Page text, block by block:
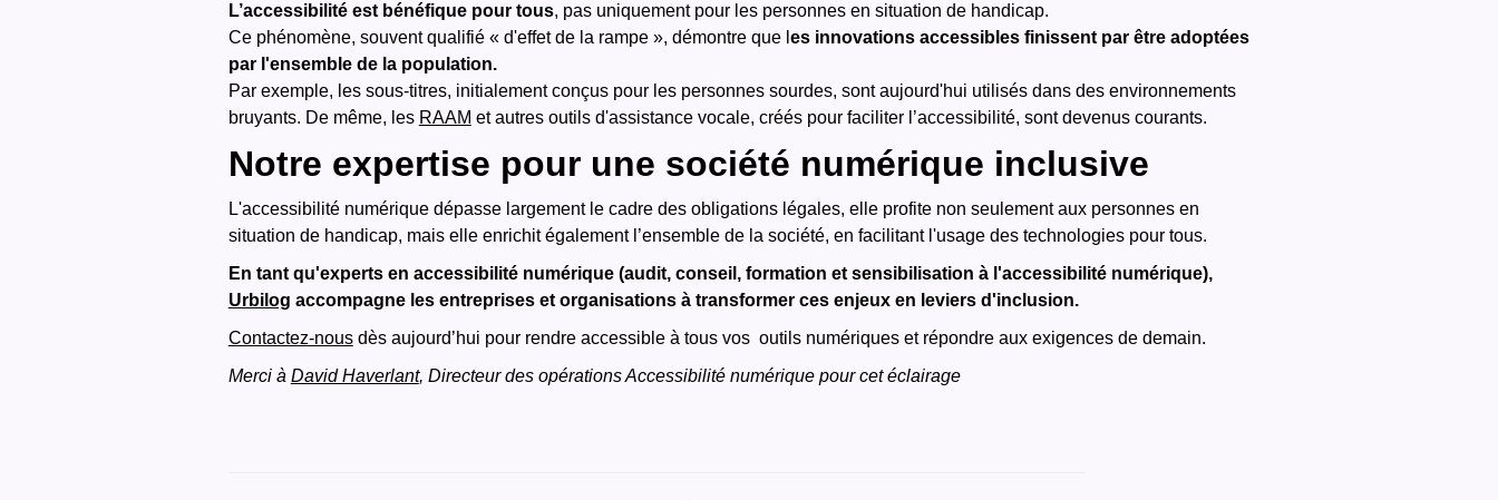
L’accessibilité est bénéfique pour tous, pas uniquement pour les personnes en situation de handicap.
Ce phénomène, souvent qualifié « d'effet de la rampe », démontre que l es innovations accessibles finissent par être adoptées
par l'ensemble de la population.
Par exemple, les sous-titres, initialement conçus pour les personnes sourdes, sont aujourd'hui utilisés dans des environnements
bruyants. De même, les RAAM et autres outils d'assistance vocale, créés pour faciliter l’accessibilité, sont devenus courants.
Notre expertise pour une société numérique inclusive
L'accessibilité numérique dépasse largement le cadre des obligations légales, elle profite non seulement aux personnes en
situation de handicap, mais elle enrichit également l’ensemble de la société, en facilitant l'usage des technologies pour tous.
En tant qu'experts en accessibilité numérique (audit, conseil, formation et sensibilisation à l'accessibilité numérique),
Urbilog accompagne les entreprises et organisations à transformer ces enjeux en leviers d'inclusion.
Contactez-nousdès aujourd’hui pour rendre accessible à tous vos outils numériques et répondre aux exigences de demain.
Merci à David Haverlant, Directeur des opérations Accessibilité numérique pour cet éclairage